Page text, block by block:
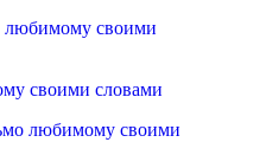
своими словами